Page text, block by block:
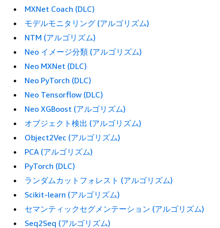
MXNet Coach (DLC)
モデルモニタリング (アルゴリズム)
NTM (アルゴリズム)
Neo イメージ分類 (アルゴリズム)
Neo MXNet (DLC)
Neo PyTorch (DLC)
Neo Tensorflow (DLC)
Neo XGBoost (アルゴリズム)
オブジェクト検出 (アルゴリズム)
Object2Vec (アルゴリズム)
PCA (アルゴリズム)
PyTorch (DLC)
ランダムカットフォレスト (アルゴリズム)
Scikit-learn (アルゴリズム)
セマンティックセグメンテーション (アルゴリズム)
Seq2Seq (アルゴリズム)